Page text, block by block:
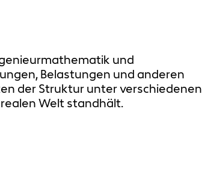
und
Belastungen und anderen
der Struktur unter verschiedenen
Welt standhält.